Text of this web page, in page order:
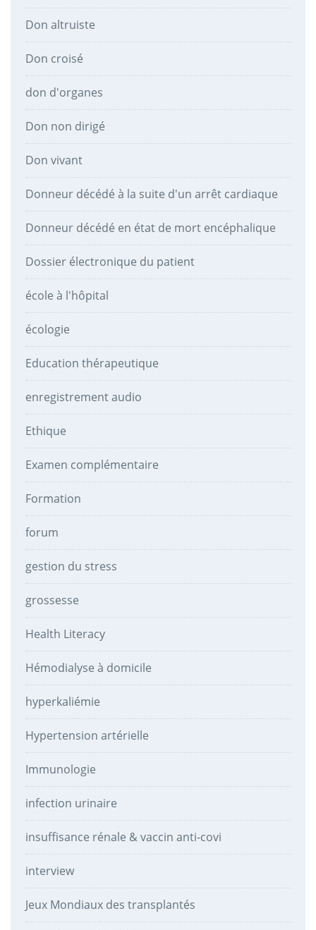
Don altruiste
Don croisé
don d'organes
Don non dirigé
Don vivant
Donneur décédé à la suite d'un arrêt cardiaque
Donneur décédé en état de mort encéphalique
Dossier électronique du patient
école à l'hôpital
écologie
Education thérapeutique
enregistrement audio
Ethique
Examen complémentaire
Formation
forum
gestion du stress
grossesse
Health Literacy
Hémodialyse à domicile
hyperkaliémie
Hypertension artérielle
Immunologie
infection urinaire
insuffisance rénale & vaccin anti-covi
interview
Jeux Mondiaux des transplantés